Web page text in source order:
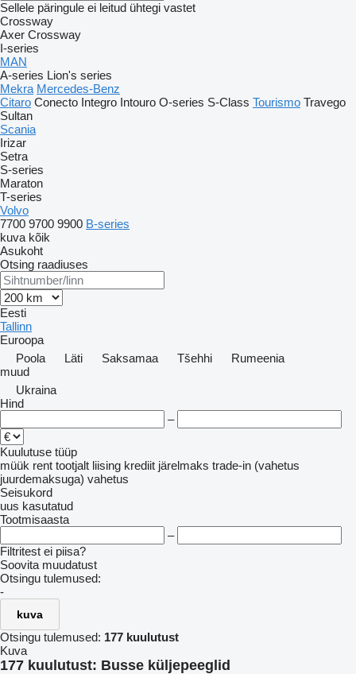
Sellele päringule ei leitud ühtegi vastet
Crossway
Axer Crossway
I-series
MAN
A-series Lion's series
Mekra Mercedes-Benz
Citaro Conecto Integro Intouro O-series S-Class Tourismo Travego
Sultan
Scania
Irizar
Setra
S-series
Maraton
T-series
Volvo
7700 9700 9900 B-series
kuva kõik
Asukoht
Otsing raadiuses
Eesti
Tallinn
Euroopa
Poola
Läti Saksamaa Tšehhi
Rumeenia
muud
Ukraina
Hind
–
Kuulutuse tüüp
müük rent tootjalt liising krediit järelmaks trade-in (vahetus
juurdemaksuga) vahetus
Seisukord
uus kasutatud
Tootmisaasta
–
Filtritest ei piisa?
Soovita muudatust
Otsingu tulemused:
-
kuva
Otsingu tulemused: 177 kuulutust
Kuva
177 kuulutust: Busse küljepeeglid